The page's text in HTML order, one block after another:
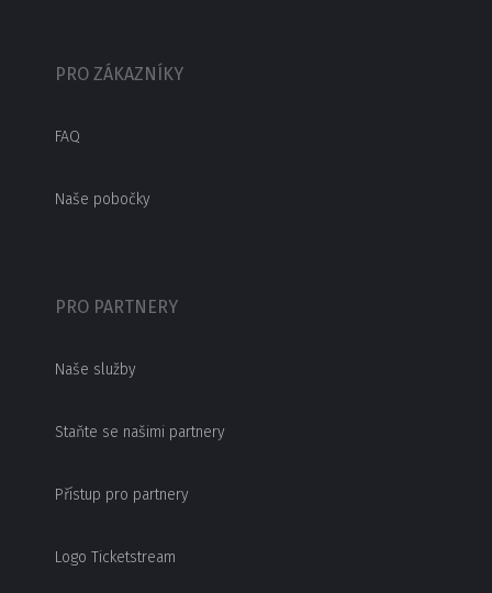
PRO ZÁKAZNÍKY
FAQ
Naše pobočky
PRO PARTNERY
Naše služby
Staňte se našimi partnery
Přístup pro partnery
Logo Ticketstream